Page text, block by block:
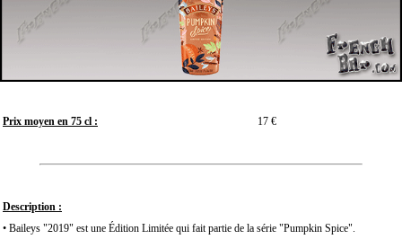
Prix moyen en 75 cl : 17 €
Description :
• Baileys "2019" est une Édition Limitée qui fait partie de la série "Pumpkin Spice".